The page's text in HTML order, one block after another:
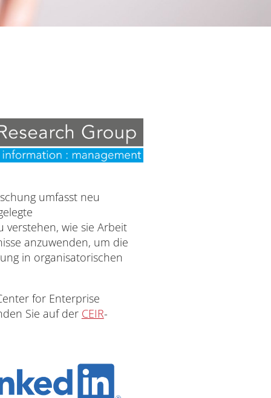
umfasst neu
wie sie Arbeit
anzuwenden, um die
in organisatorischen
for Enterprise
Sie auf der CEIR-